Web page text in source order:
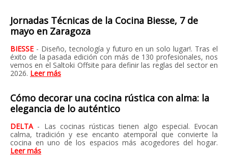
Jornadas Técnicas de la Cocina Biesse, 7 de
mayo en Zaragoza
BIESSE - Diseño, tecnología y futuro en un solo lugar!. Tras el
éxito de la pasada edición con más de 130 profesionales, nos
vemos en el Saltoki Offsite para definir las reglas del sector en
2026. Leer más
Cómo decorar una cocina rústica con alma: la
elegancia de lo auténtico
DELTA - Las cocinas rústicas tienen algo especial. Evocan
calma, tradición y ese encanto atemporal que convierte la
cocina en uno de los espacios más acogedores del hogar.
Leer más